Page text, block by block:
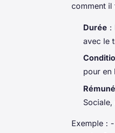
comment il
Durée :
avec le
pour en
Exemple :